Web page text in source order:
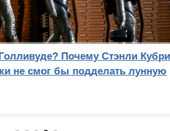
Почему Стэнли Кубрик
бы подделать лунную